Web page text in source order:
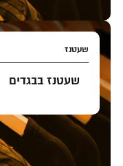
שעטנז
שעטנז בבגדים